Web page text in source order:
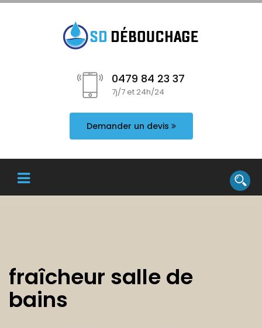
0479 84 23 37
7j/7 et 24h/24
Demander un devis
fraîcheur salle de
bains